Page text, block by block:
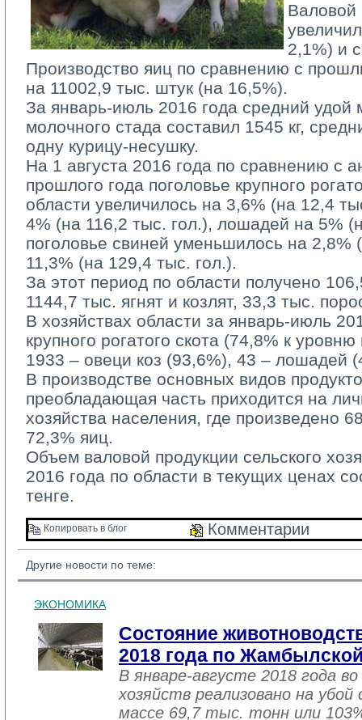
Валовой
2,1%) и
Производство яиц по сравнению с
на 11002,9 тыс. штук (на 16,5%).
За январь-июль 2016 года средний удой
молочного стада составил 1545 кг,
одну курицу-несушку.
На 1 августа 2016 года по сравнению с
прошлого года поголовье крупного
области увеличилось на 3,6% (на 12,4
4% (на 116,2 тыс. гол.), лошадей на 5%
поголовье свиней уменьшилось на 2,8%
11,3% (на 129,4 тыс. гол.).
За этот период по области получено
1144,7 тыс. ягнят и козлят, 33,3 тыс.
В хозяйствах области за январь-июль
крупного рогатого скота (74,8% к
1933 – овеци коз (93,6%), 43 – лошадей
В производстве основных видов
преобладающая часть приходится на
хозяйства населения, где произведено
72,3% яиц.
Объем валовой продукции сельского
2016 года по области в текущих ценах
тенге.
Копировать в блог Комментарии
Другие новости по теме:
ЭКОНОМИКА
Состояние
2018 года по
В январе-августе 2018 года
хозяйств реализовано на
массе 69,7 тыс. тонн или